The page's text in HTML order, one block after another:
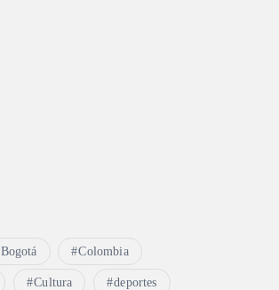
Bogotá Colombia
Cultura deportes